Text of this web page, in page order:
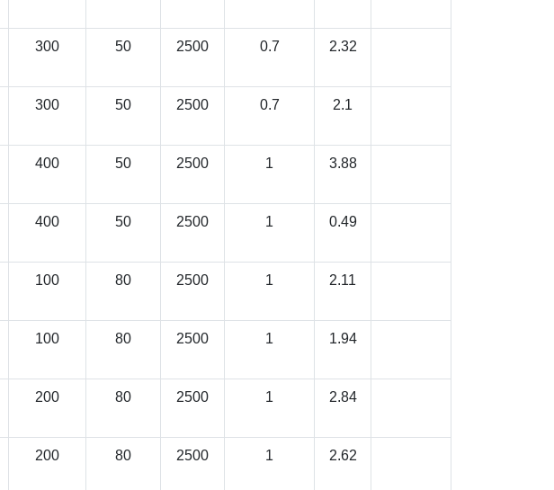
300 50 2500 0.7 2.32
300 50 2500 0.7 2.1
400 50 2500 1 3.88
400 50 2500 1 0.49
100 80 2500 1 2.11
100 80 2500 1 1.94
200 80 2500 1 2.84
200 80 2500 1 2.62